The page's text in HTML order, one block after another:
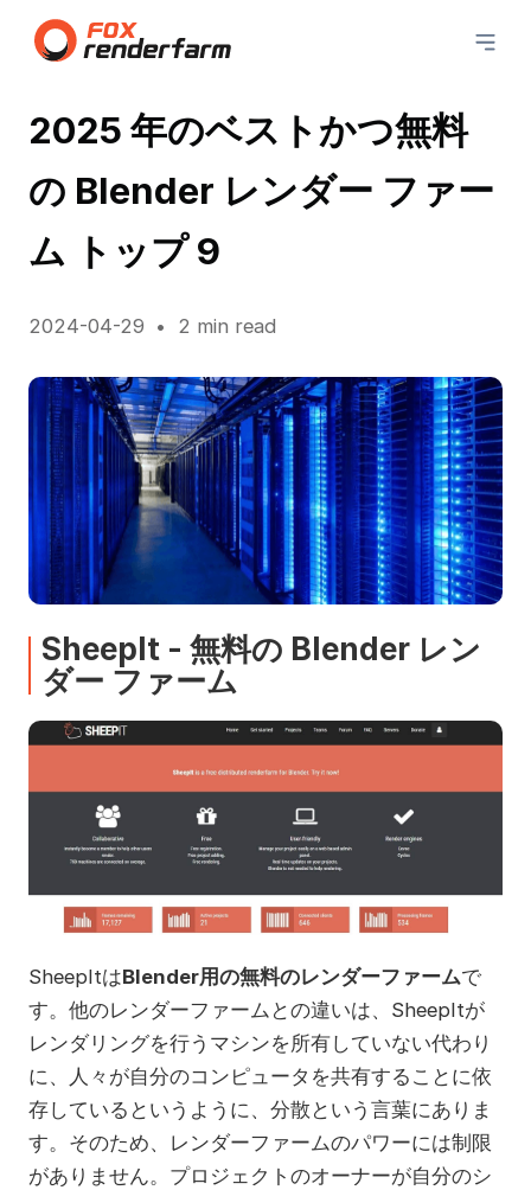
2025 年のベストかつ無料
の Blender レンダー ファー
ム トップ 9
2024-04-29 2 min read
SheepIt - 無料の Blender レン
ダー ファーム
SheepItはBlender用の無料のレンダーファームで
す。他のレンダーファームとの違いは、SheepItが
レンダリングを行うマシンを所有していない代わり
に、人々が自分のコンピュータを共有することに依
存しているというように、分散という言葉にありま
す。そのため、レンダーファームのパワーには制限
がありません。プロジェクトのオーナーが自分のシ